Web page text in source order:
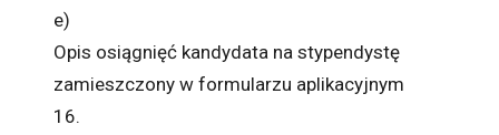
e)
Opis osiągnięć kandydata na stypendystę
zamieszczony w formularzu aplikacyjnym
16.